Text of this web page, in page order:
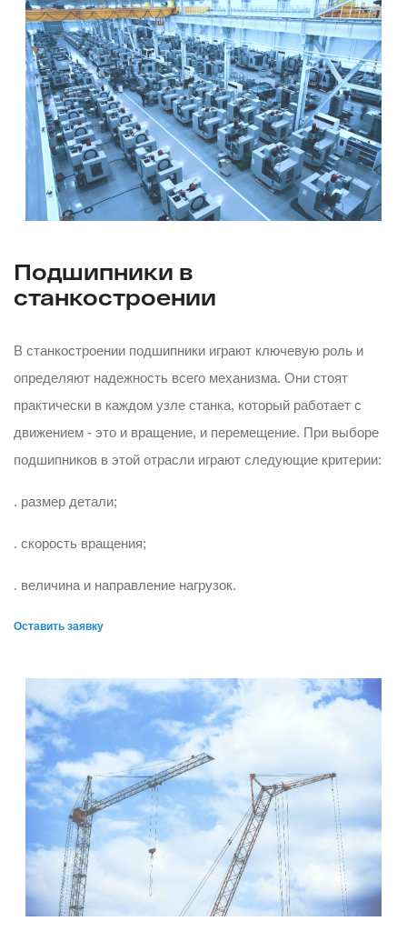
Подшипники в
станкостроении
В станкостроении подшипники играют ключевую роль и
определяют надежность всего механизма. Они стоят
практически в каждом узле станка, который работает с
движением - это и вращение, и перемещение. При выборе
подшипников в этой отрасли играют следующие критерии:
. размер детали;
. скорость вращения;
. величина и направление нагрузок.
Оставить заявку